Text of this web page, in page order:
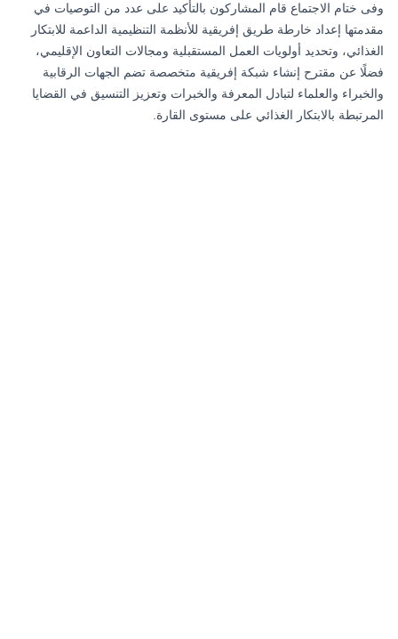
وفى ختام الاجتماع قام المشاركون بالتأكيد على عدد من التوصيات في
مقدمتها إعداد خارطة طريق إفريقية للأنظمة التنظيمية الداعمة للابتكار
الغذائي، وتحديد أولويات العمل المستقبلية ومجالات التعاون الإقليمي،
فضلًا عن مقترح إنشاء شبكة إفريقية متخصصة تضم الجهات الرقابية
والخبراء والعلماء لتبادل المعرفة والخبرات وتعزيز التنسيق في القضايا
المرتبطة بالابتكار الغذائي على مستوى القارة.